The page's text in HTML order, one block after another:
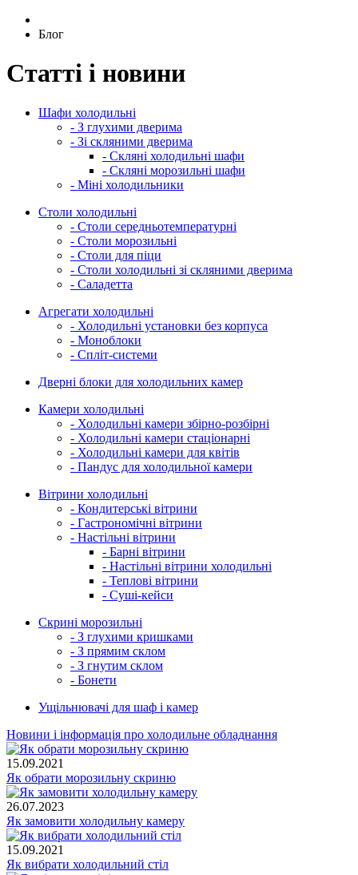
Блог
Статті і новини
Шафи холодильні
- З глухими дверима
- Зі скляними дверима
- Скляні холодильні шафи
- Скляні морозильні шафи
- Міні холодильники
Столи холодильні
- Столи середньотемпературні
- Столи морозильні
- Столи для піци
- Столи холодильні зі скляними дверима
- Саладетта
Агрегати холодильні
- Холодильні установки без корпуса
- Моноблоки
- Спліт-системи
Дверні блоки для холодильних камер
Камери холодильні
- Холодильні камери збірно-розбірні
- Холодильні камери стаціонарні
- Холодильні камери для квітів
- Пандус для холодильної камери
Вітрини холодильні
- Кондитерські вітрини
- Гастрономічні вітрини
- Настільні вітрини
- Барні вітрини
- Настільні вітрини холодильні
- Теплові вітрини
- Суші-кейси
Скрині морозильні
- З глухими кришками
- З прямим склом
- З гнутим склом
- Бонети
Ущільнювачі для шаф і камер
Новини і інформація про холодильне обладнання
15.09.2021
Як обрати морозильну скриню
26.07.2023
Як замовити холодильну камеру
15.09.2021
Як вибрати холодильний стіл